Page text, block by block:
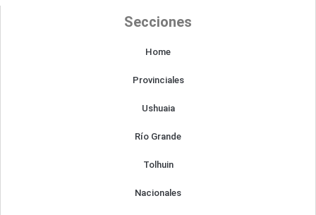
b
k
a
a
Secciones
Home
Provinciales
Ushuaia
Río Grande
Tolhuin
Nacionales